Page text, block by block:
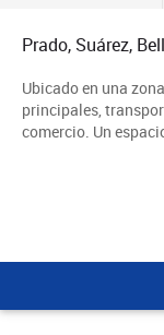
Prado, Suárez,
Ubicado en una
principales,
comercio. Un